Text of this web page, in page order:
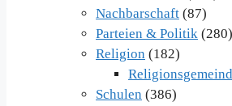
Nachbarschaft (87)
Parteien & Politik (280)
Religion (182)
Schulen (386)